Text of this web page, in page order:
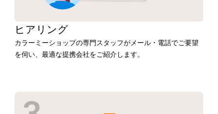
ヒアリング
カラーミーショップの専門スタッフがメール・電話でご要望
を伺い、最適な提携会社をご紹介します。